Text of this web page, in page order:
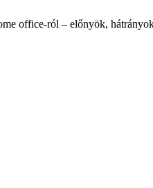
office-ról – előnyök,